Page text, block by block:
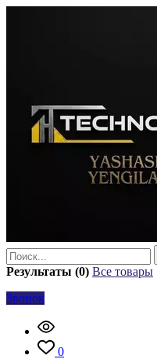
Результаты (0) Все товары
Звонок
0